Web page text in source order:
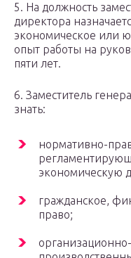
5. На должность
директора
экономическое или
опыт работы на
пяти лет.
6. Заместитель
знать:
нормативно-
экономическую
гражданское,
право;